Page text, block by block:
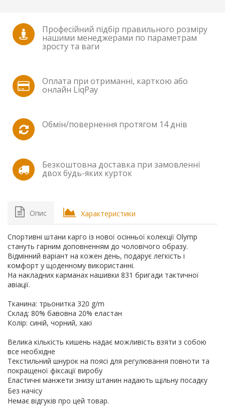
Професійний підбір правильного розміру
нашими менеджерами по параметрам
зросту та ваги
Оплата при отриманні, карткою або
онлайн LiqPay
Обмін/повернення протягом 14 днів
Безкоштовна доставка при замовленні
двох будь-яких курток
Опис Характеристики
Спортивні штани карго із нової осінньої колекції Olymp
стануть гарним доповненням до чоловічого образу.
Відмінний варіант на кожен день, подарує легкість і
комфорт у щоденному використанні.
На накладних карманах нашивки 831 бригади тактичної
авіації.
Тканина: трьонитка 320 g/m
Склад: 80% бавовна 20% еластан
Колір: синій, чорний, хакі
Велика кількість кишень надає можливість взяти з собою
все необхідне
Текстильний шнурок на поясі для регулювання повноти та
покращеної фіксації виробу
Еластичні манжети знизу штанин надають щільну посадку
Без начісу
Немає відгуків про цей товар.